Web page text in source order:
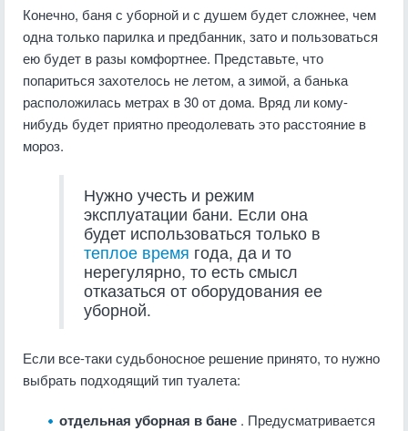
Конечно, баня с уборной и с душем будет сложнее, чем
одна только парилка и предбанник, зато и пользоваться
ею будет в разы комфортнее. Представьте, что
попариться захотелось не летом, а зимой, а банька
расположилась метрах в 30 от дома. Вряд ли кому-
нибудь будет приятно преодолевать это расстояние в
мороз.
Нужно учесть и режим
эксплуатации бани. Если она
будет использоваться только в
теплое время года, да и то
нерегулярно, то есть смысл
отказаться от оборудования ее
уборной.
Если все-таки судьбоносное решение принято, то нужно
выбрать подходящий тип туалета:
отдельная уборная в бане . Предусматривается